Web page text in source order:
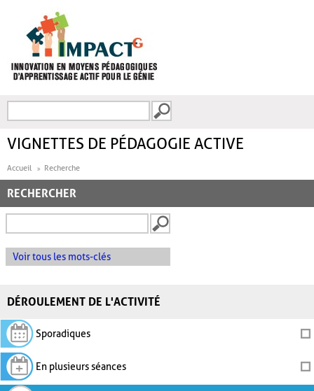
FORMULAIRE DE
VIGNETTES DE PÉDAGOGIE ACTIVE
Accueil Recherche
RECHERCHER
Voir tous les mots-clés
DÉROULEMENT DE L'ACTIVITÉ
Sporadiques
En plusieurs séances